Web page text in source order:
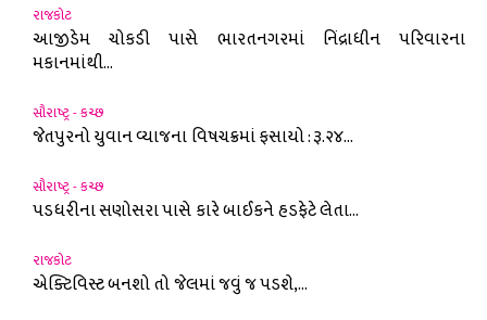
રાજકોટ
આજીડેમ ચોકડી પાસે ભારતનગરમાં નિંદ્રાધીન પરિવારના
મકાનમાંથી...
સૌરાષ્ટ્ર - કચ્છ
જેતપુરનો યુવાન વ્યાજના વિષચક્રમાં ફસાયો : રૂ.૨૪...
સૌરાષ્ટ્ર - કચ્છ
પડધરીના સણોસરા પાસે કારે બાઈકને હડફેટે લેતા...
રાજકોટ
એક્ટિવિસ્ટ બનશો તો જેલમાં જવું જ પડશે,...